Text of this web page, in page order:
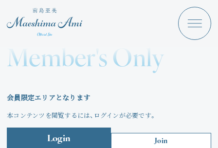
Maeshima Ami Discography
News
Profile
Store
Member's Only
会員限定エリアとなります
本コンテンツを閲覧するには、ログインが必要です。
Login Join